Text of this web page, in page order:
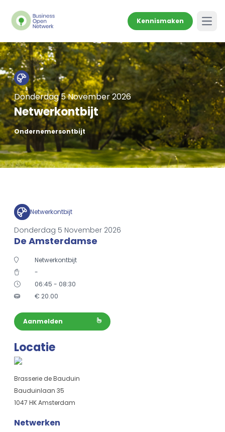
Kennismaken
Donderdag 5 November 2026
Netwerkontbijt
Ondernemersontbijt
Netwerkontbijt
Donderdag 5 November 2026
De Amsterdamse
Netwerkontbijt
-
06:45 - 08:30
€ 20.00
Aanmelden
Locatie
Brasserie de Bauduin
Bauduinlaan 35
1047 HK Amsterdam
Netwerken